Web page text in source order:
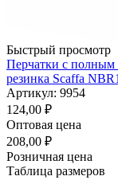
Быстрый просмотр
Перчатки с
резинка Scaffa
Артикул: 9954
124,00 ₽
Оптовая цена
208,00 ₽
Розничная цена
Таблица размеров